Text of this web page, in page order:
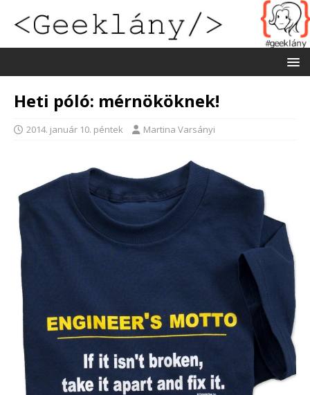
Heti póló: mérnököknek!
2014. január 10. péntek Martina Varsányi